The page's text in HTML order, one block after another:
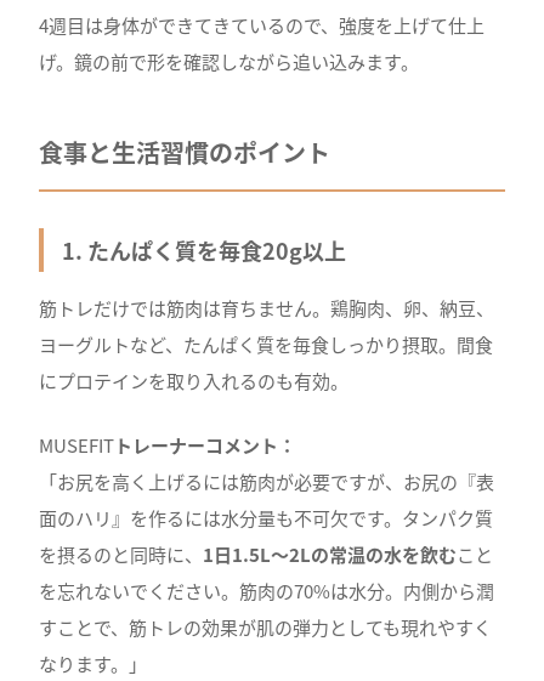
4週目は身体ができてきているので、強度を上げて仕上
げ。鏡の前で形を確認しながら追い込みます。
食事と生活習慣のポイント
1. たんぱく質を毎食20g以上
筋トレだけでは筋肉は育ちません。鶏胸肉、卵、納豆、
ヨーグルトなど、たんぱく質を毎食しっかり摂取。間食
にプロテインを取り入れるのも有効。
MUSEFITトレーナーコメント：
「お尻を高く上げるには筋肉が必要ですが、お尻の『表
面のハリ』を作るには水分量も不可欠です。タンパク質
を摂るのと同時に、 1日1.5L〜2Lの常温の水を飲むこと
を忘れないでください。筋肉の70%は水分。内側から潤
すことで、筋トレの効果が肌の弾力としても現れやすく
なります。」